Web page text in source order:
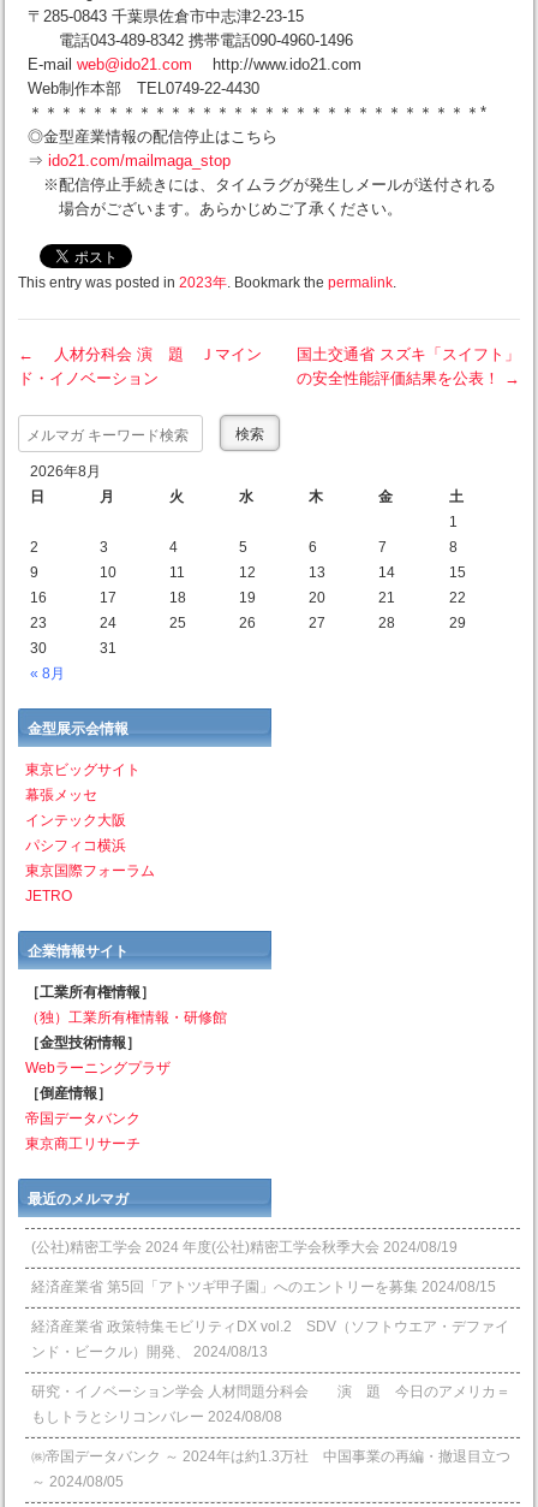
〒285-0843 千葉県佐倉市中志津2-23-15
電話043-489-8342 携帯電話090-4960-1496
E-mail web@ido21.com http://www.ido21.com
Web制作本部 TEL0749-22-4430
＊＊＊＊＊＊＊＊＊＊＊＊＊＊＊＊＊＊＊＊＊＊＊＊＊＊＊＊＊*
◎金型産業情報の配信停止はこちら
⇒ ido21.com/mailmaga_stop
※配信停止手続きには、タイムラグが発生しメールが送付される
場合がございます。あらかじめご了承ください。
This entry was posted in 2023年. Bookmark the permalink.
Post navigation
←
人材分科会 演 題 Ｊマイン
ド・イノベーション
国土交通省 スズキ「スイフト」
の安全性能評価結果を公表！
→
Search
2026年8月
日
月 火 水 木 金 土
« 8月
1
2
3 4 5 6 7
8
9
10 11 12 13 14
15
16
17 18 19 20 21
22
23
24 25 26 27 28
29
30
31
金型展示会情報
東京ビッグサイト
幕張メッセ
インテック大阪
パシフィコ横浜
東京国際フォーラム
JETRO
企業情報サイト
［工業所有権情報］
（独）工業所有権情報・研修館
［金型技術情報］
Webラーニングプラザ
［倒産情報］
帝国データバンク
東京商工リサーチ
最近のメルマガ
(公社)精密工学会 2024 年度(公社)精密工学会秋季大会 2024/08/19
経済産業省 第5回「アトツギ甲子園」へのエントリーを募集 2024/08/15
経済産業省 政策特集モビリティDX vol.2 SDV（ソフトウエア・デファイ
ンド・ビークル）開発、
2024/08/13
研究・イノベーション学会 人材問題分科会 演 題 今日のアメリカ＝
もしトラとシリコンバレー 2024/08/08
㈱帝国データバンク ～ 2024年は約1.3万社 中国事業の再編・撤退目立つ
～ 2024/08/05